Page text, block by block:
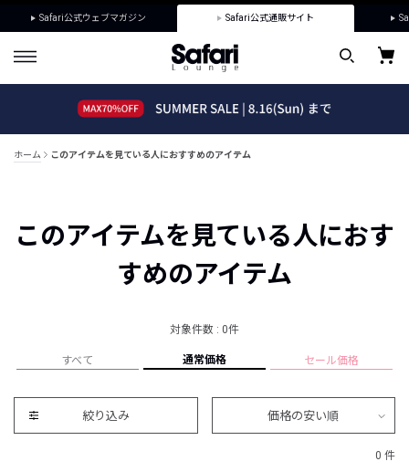
Safari公式ウェブマガジン Safari公式通販サイト
ホーム このアイテムを見ている人におすすめのアイテム
このアイテムを見ている人におす
すめのアイテム
対象件数 : 0件
すべて 通常価格 セール価格
絞り込み 価格の安い順
0 件